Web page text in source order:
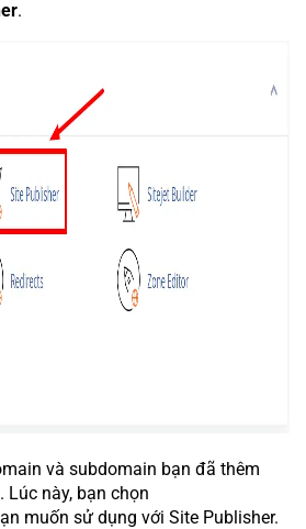
.
và subdomain bạn đã thêm
Lúc này, bạn chọn
muốn sử dụng với Site Publisher.